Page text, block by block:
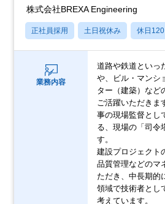
株式会社BREXA Engineering
正社員採用 土日祝休み 休日
業務内容
道路や鉄道といっ
や、ビル・マンシ
ター（建築）など
ご活躍いただきま
事の現場監督とし
る、現場の「司令
す。
建設プロジェクト
品質管理などのマ
ただき、中長期的
領域で技術者とし
考えています。